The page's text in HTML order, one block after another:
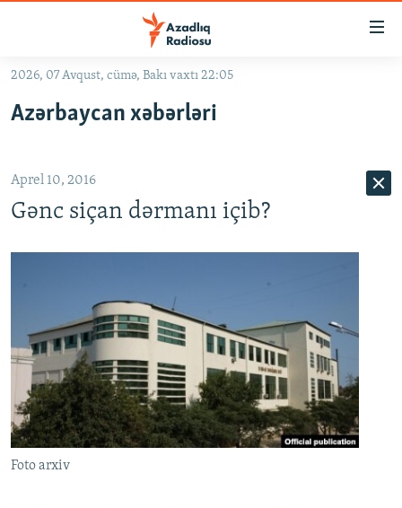
Əsas
qayıt
qayıt
Axtarışa
#ƏSLINDƏ
FƏRQƏ BAX
QANUNI DOĞRU
MULTIMEDIA
VIDEO
FOTOQALEREYA
İNFOQRAFIKA
KARIKATURA
RADIO ARXIV
OXU ZALI
AZƏRBAYCAN ƏDƏBIYYATI KITABXANASI
İSLAM VƏ DEMOKRATIYA
HAQQIMIZDA
MISSIYAMIZ
PEŞƏ ETIKASI VƏ JURNALISTIKA STANDARTLARIMIZ
BIZI IZLƏ
2026, 07 Avqust, cümə, Bakı vaxtı 22:05
Azərbaycan xəbərləri
Aprel 10, 2016
Gənc siçan dərmanı içib?
Foto arxiv